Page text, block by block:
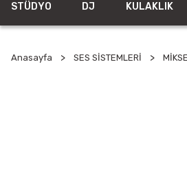
STÜDYO DJ KULAKLIK
Anasayfa SES SİSTEMLERİ